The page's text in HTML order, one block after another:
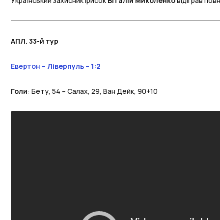
АПЛ. 33-й тур
Евертон – Ліверпуль – 1:2
Голи: Бету, 54 – Салах, 29, Ван Дейк, 90+10